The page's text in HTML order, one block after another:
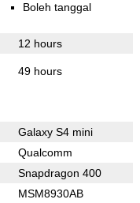
Boleh tanggal
12 hours
49 hours
Galaxy S4 mini
Qualcomm
Snapdragon 400
MSM8930AB